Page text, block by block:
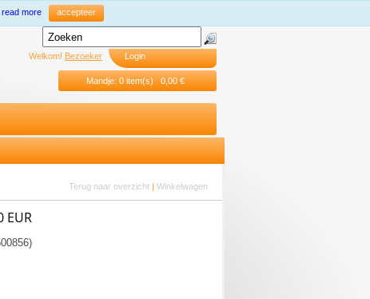
read more accepteer
Welkom! Bezoeker Login
Mandje: 0 item(s) 0,00 €
Terug naar overzicht |Winkelwagen
EUR